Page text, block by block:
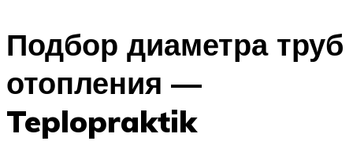
Подбор диаметра труб
отопления —
Teplopraktik